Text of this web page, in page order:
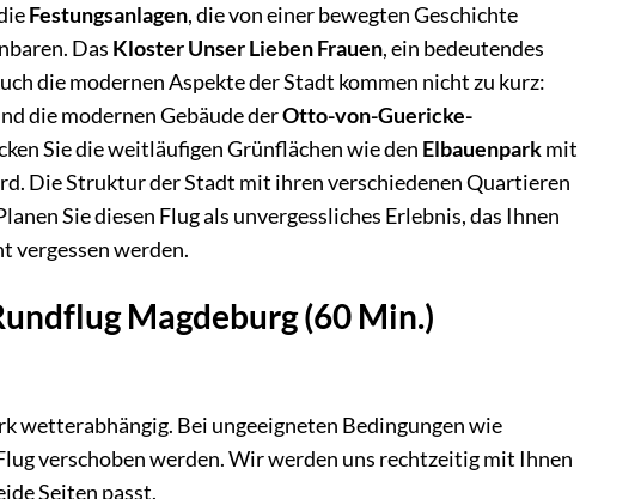
Festungsanlagen, die von einer bewegten Geschichte
Das Kloster Unser Lieben Frauen, ein bedeutendes
die modernen Aspekte der Stadt kommen nicht zu kurz:
die modernen Gebäude derOtto-von-Guericke-
Sie die weitläufigen Grünflächen wie den Elbauenparkmit
Die Struktur der Stadt mit ihren verschiedenen Quartieren
Sie diesen Flug als unvergessliches Erlebnis, das Ihnen
vergessen werden.
Magdeburg (60 Min.)
wetterabhängig. Bei ungeeigneten Bedingungen wie
verschoben werden. Wir werden uns rechtzeitig mit Ihnen
Seiten passt.